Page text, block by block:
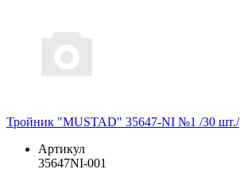
Тройник "MUSTAD" 35647-NI №1 /30 шт./
Артикул
35647NI-001